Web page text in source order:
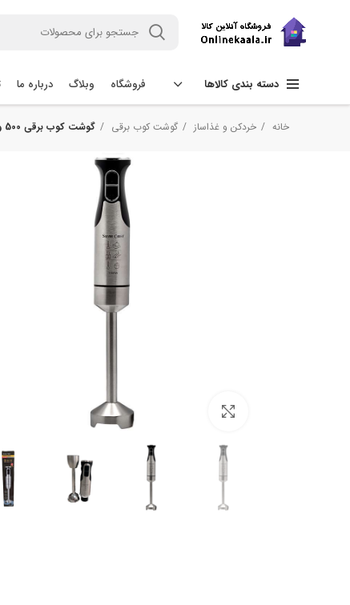
دسته بندی کالاها فروشگاه وبلاگ درباره ما
خانه خردکن و غذاساز گوشت کوب برقی گوشت کوب برقی 500 وات سیلور کرست مدل Sc-8010
برای بزرگنمایی کلیک کنید